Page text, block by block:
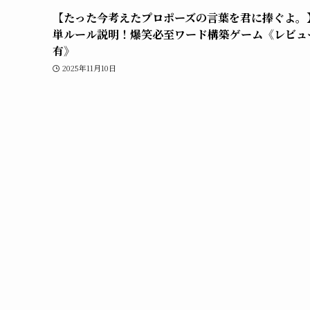
【たった今考えたプロポーズの言葉を君に捧ぐよ
単ルール説明！爆笑必至ワード構築ゲーム《レビュ
有》
2025年11月10日